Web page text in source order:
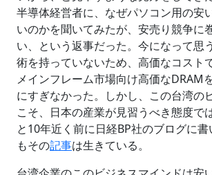
半導体経営者に、なぜパソコン用の安
いのかを聞いてみたが、安売り競争に
い、という返事だった。今になって思
術を持っていないため、高価なコスト
メインフレーム市場向け高価なDRAM
にすぎなかった。しかし、この台湾の
こそ、日本の産業が見習うべき態度で
と10年近く前に日経BP社のブログに
もその記事は生きている。